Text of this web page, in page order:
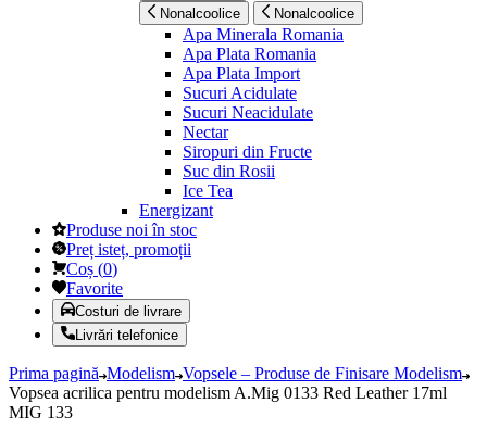
Nonalcoolice Nonalcoolice
Apa Minerala Romania
Apa Plata Romania
Apa Plata Import
Sucuri Acidulate
Sucuri Neacidulate
Nectar
Siropuri din Fructe
Suc din Rosii
Ice Tea
Energizant
Produse noi în stoc
Preț isteț, promoții
Coș (0)
Favorite
Costuri de livrare
Livrări telefonice
Prima pagină Modelism Vopsele – Produse de Finisare Modelism
Vopsea acrilica pentru modelism A.Mig 0133 Red Leather 17ml
MIG 133